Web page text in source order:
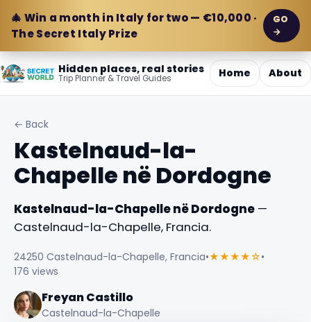
🎄 Win a month in Italy for two — €10,000 ·
The Secret Italy Prize
GO
→
Hidden places, real stories
Trip Planner & Travel Guides Home About
← Back
Kastelnaud-la-
Chapelle në Dordogne
Kastelnaud-la-Chapelle në Dordogne —
Castelnaud-la-Chapelle, Francia.
24250 Castelnaud-la-Chapelle, Francia•★★★★☆•
176 views
Freyan Castillo
Castelnaud-la-Chapelle